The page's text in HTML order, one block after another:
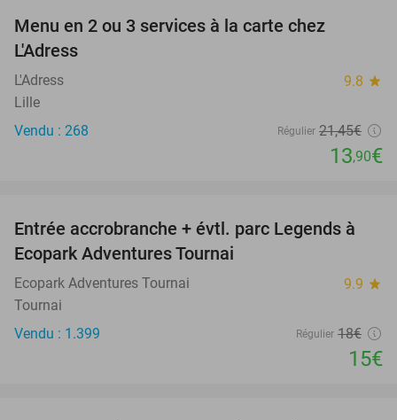
Menu en 2 ou 3 services à la carte chez
L'Adress
L'Adress 9.8 star
Lille
Vendu : 268
Régulier 21,45€
13,90€
17%
Entrée accrobranche + évtl. parc Legends à
Ecopark Adventures Tournai
Ecopark Adventures Tournai 9.9 star
Tournai
Vendu : 1.399
Régulier 18€
15€